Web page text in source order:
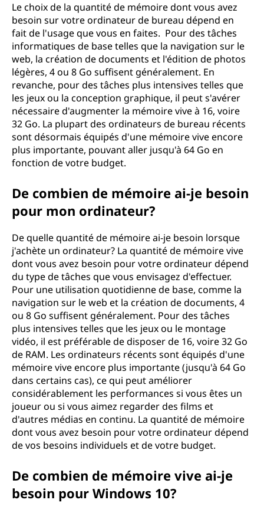
Le choix de la quantité de mémoire dont vous avez
besoin sur votre ordinateur de bureau dépend en
fait de l'usage que vous en faites. Pour des tâches
informatiques de base telles que la navigation sur le
web, la création de documents et l'édition de photos
légères, 4 ou 8 Go suffisent généralement. En
revanche, pour des tâches plus intensives telles que
les jeux ou la conception graphique, il peut s'avérer
nécessaire d'augmenter la mémoire vive à 16, voire
32 Go. La plupart des ordinateurs de bureau récents
sont désormais équipés d'une mémoire vive encore
plus importante, pouvant aller jusqu'à 64 Go en
fonction de votre budget.
De combien de mémoire ai-je besoin
pour mon ordinateur?
De quelle quantité de mémoire ai-je besoin lorsque
j'achète un ordinateur? La quantité de mémoire vive
dont vous avez besoin pour votre ordinateur dépend
du type de tâches que vous envisagez d'effectuer.
Pour une utilisation quotidienne de base, comme la
navigation sur le web et la création de documents, 4
ou 8 Go suffisent généralement. Pour des tâches
plus intensives telles que les jeux ou le montage
vidéo, il est préférable de disposer de 16, voire 32 Go
de RAM. Les ordinateurs récents sont équipés d'une
mémoire vive encore plus importante (jusqu'à 64 Go
dans certains cas), ce qui peut améliorer
considérablement les performances si vous êtes un
joueur ou si vous aimez regarder des films et
d'autres médias en continu. La quantité de mémoire
dont vous avez besoin pour votre ordinateur dépend
de vos besoins individuels et de votre budget.
De combien de mémoire vive ai-je
besoin pour Windows 10?